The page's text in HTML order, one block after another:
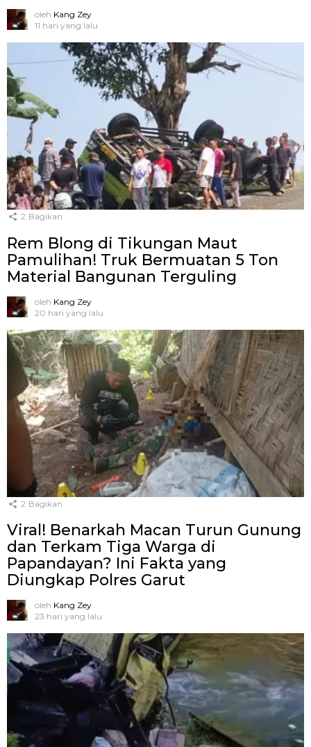
oleh Kang Zey
11 hari yang lalu
2 Bagikan
Rem Blong di Tikungan Maut
Pamulihan! Truk Bermuatan 5 Ton
Material Bangunan Terguling
oleh Kang Zey
20 hari yang lalu
2 Bagikan
Viral! Benarkah Macan Turun Gunung
dan Terkam Tiga Warga di
Papandayan? Ini Fakta yang
Diungkap Polres Garut
oleh Kang Zey
23 hari yang lalu